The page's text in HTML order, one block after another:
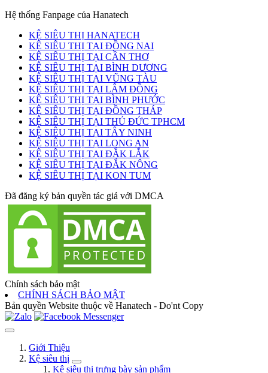
Hệ thống Fanpage của Hanatech
KỆ SIÊU THỊ HANATECH
KỆ SIÊU THỊ TẠI ĐỒNG NAI
KỆ SIÊU THỊ TẠI CẦN THƠ
KỆ SIÊU THỊ TẠI BÌNH DƯƠNG
KỆ SIÊU THỊ TẠI VŨNG TÀU
KỆ SIÊU THỊ TẠI LÂM ĐỒNG
KỆ SIÊU THỊ TẠI BÌNH PHƯỚC
KỆ SIÊU THỊ TẠI ĐỒNG THÁP
KỆ SIÊU THỊ TẠI THỦ ĐỨC TPHCM
KỆ SIÊU THỊ TẠI TÂY NINH
KỆ SIÊU THỊ TẠI LONG AN
KỆ SIÊU THỊ TẠI ĐẮK LẮK
KỆ SIÊU THỊ TẠI ĐẮK NÔNG
KỆ SIÊU THỊ TẠI KON TUM
Đã đăng ký bản quyền tác giả với DMCA
Chính sách bảo mật
CHÍNH SÁCH BẢO MẬT
Bản quyền Website thuộc về Hanatech - Do'nt Copy
Giới Thiệu
Kệ siêu thị
Kệ siêu thị trưng bày sản phẩm